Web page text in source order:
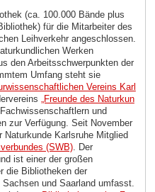
(ca. 100.000 Bände plus
für die Mitarbeiter des
Leihverkehr angeschlossen.
Werken
den Arbeitsschwerpunkten der
Umfang steht sie
Vereins Karl
„Freunde des Naturkun
und
zur Verfügung. Seit November
Karlsruhe Mitglied
(SWB). Der
ist einer der großen
die Bibliotheken der
und Saarland umfasst.